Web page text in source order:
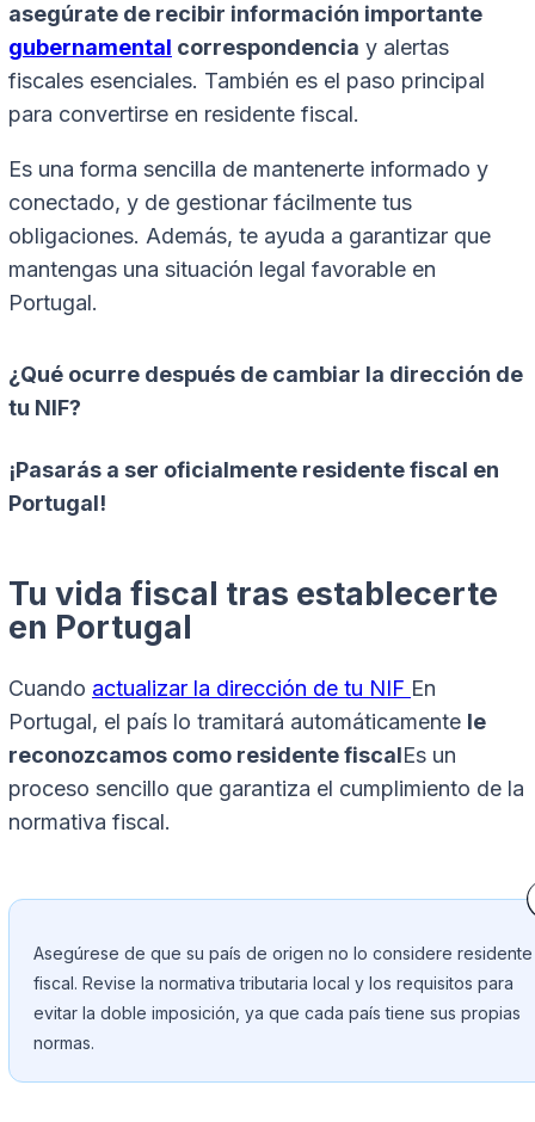
asegúrate de recibir información importante
gubernamental correspondencia y alertas
fiscales esenciales. También es el paso principal
para convertirse en residente fiscal.
Es una forma sencilla de mantenerte informado y
conectado, y de gestionar fácilmente tus
obligaciones. Además, te ayuda a garantizar que
mantengas una situación legal favorable en
Portugal.
¿Qué ocurre después de cambiar la dirección de
tu NIF?
¡Pasarás a ser oficialmente residente fiscal en
Portugal!
Tu vida fiscal tras establecerte
en Portugal
Cuando actualizar la dirección de tu NIF En
Portugal, el país lo tramitará automáticamente le
reconozcamos como residente fiscalEs un
proceso sencillo que garantiza el cumplimiento de la
normativa fiscal.
Asegúrese de que su país de origen no lo considere residente
fiscal. Revise la normativa tributaria local y los requisitos para
evitar la doble imposición, ya que cada país tiene sus propias
normas.